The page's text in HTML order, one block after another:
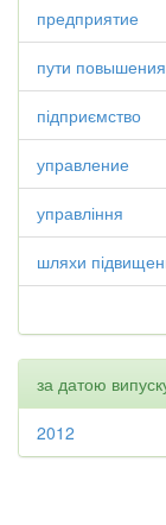
предприятие
пути повышения
підприємство
управление
управління
шляхи
за датою
2012